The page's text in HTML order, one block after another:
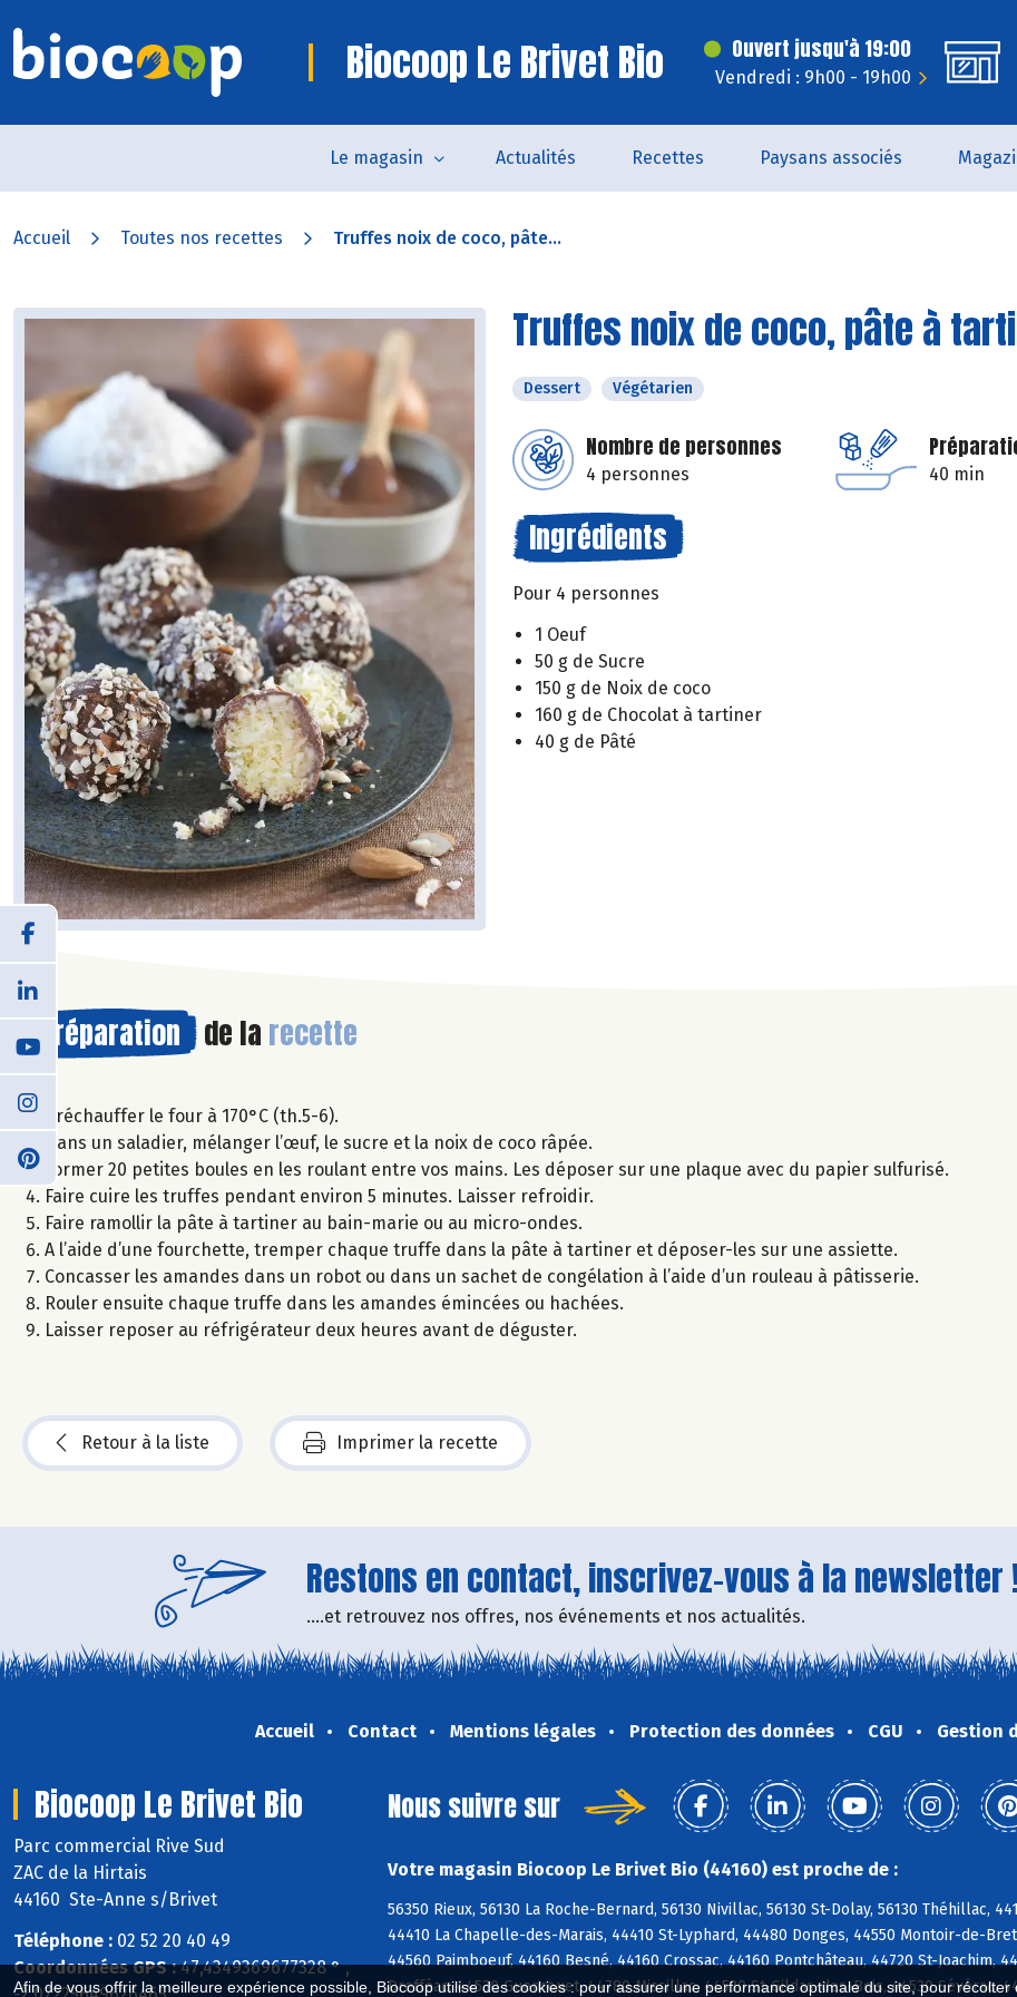
Afin de vous offrir la meilleure expérience possible, Biocoop utilise des cookies : pour assurer une performance optimale du site, pour
Biocoop Le Brivet Bio Ouvert jusqu'à 19:00
Vendredi : 9h00 - 19h00
Le magasin Actualités Recettes Paysans associés
Accueil Toutes nos recettes Truffes noix de coco, pâte...
Truffes noix de coco, pâte à
Dessert Végétarien
Nombre de personnes
4 personnes 40 min
Ingrédients
Pour 4 personnes
1 Oeuf
50 g de Sucre
150 g de Noix de coco
160 g de Chocolat à tartiner
40 g de Pâté
Préparation de la recette
Préchauffer le four à 170°C (th.5-6).
Dans un saladier, mélanger l’œuf, le sucre et la noix de coco râpée.
Former 20 petites boules en les roulant entre vos mains. Les déposer sur une plaque avec du papier sulfurisé.
Faire cuire les truffes pendant environ 5 minutes. Laisser refroidir.
Faire ramollir la pâte à tartiner au bain-marie ou au micro-ondes.
A l’aide d’une fourchette, tremper chaque truffe dans la pâte à tartiner et déposer-les sur une assiette.
Concasser les amandes dans un robot ou dans un sachet de congélation à l’aide d’un rouleau à pâtisserie.
Rouler ensuite chaque truffe dans les amandes émincées ou hachées.
Laisser reposer au réfrigérateur deux heures avant de déguster.
Retour à la liste Imprimer la recette
Restons en contact, inscrivez-vous à la newsletter
....et retrouvez nos offres, nos événements et nos actualités.
Accueil Contact Mentions légales Protection des données CGU Gestion
Biocoop Le Brivet Bio
Parc commercial Rive Sud
ZAC de la Hirtais
44160 Ste-Anne s/Brivet
Téléphone : 02 52 20 40 49
Coordonnées GPS :47,4349369677328 ° ,
Nous suivre sur
Votre magasin Biocoop Le Brivet Bio (44160) est proche de :
56350 Rieux, 56130 La Roche-Bernard, 56130 Nivillac, 56130 St-Dolay, 56130 Théhillac,
44410 La Chapelle-des-Marais, 44410 St-Lyphard, 44480 Donges, 44550 Montoir-de-
44560 Paimboeuf, 44160 Besné, 44160 Crossac, 44160 Pontchâteau, 44720 St-
Drefféac, 44530 Guenrouet, 44780 Missillac, 44530 St-Gildas-des-Bois, 44530 Sévérac,